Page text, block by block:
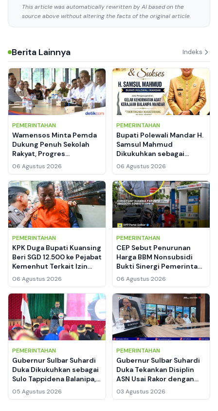
This article was automatically rewritten by AI based on the
source above without altering the facts of the original article.
Berita Lainnya Indeks
PEMERINTAHAN
Wamensos Minta Pemda
Dukung Penuh Sekolah
Rakyat, Progres
Pembangunan di Polewali
Mandar dan Kuansing
Tembus 90 Persen
06 Agustus 2026
PEMERINTAHAN
Bupati Polewali Mandar H.
Samsul Mahmud
Dikukuhkan sebagai
Toditingara Makkesayang
Di Balanipa, Ini Makna
Filosofis di Balik Gelar
Adat Tertinggi
06 Agustus 2026
PEMERINTAHAN
KPK Duga Bupati Kuansing
Beri SGD 12.500 ke Pejabat
Kemenhut Terkait Izin
Kawasan Hutan
06 Agustus 2026
PEMERINTAHAN
CEP Sebut Penurunan
Harga BBM Nonsubsidi
Bukti Sinergi Pemerintah
dan Pertamina Berjalan
06 Agustus 2026
PEMERINTAHAN
Gubernur Sulbar Suhardi
Duka Dikukuhkan sebagai
Sulo Tappidena Balanipa,
Berjanji Bangun Istana
Kerajaan di Polman
05 Agustus 2026
PEMERINTAHAN
Gubernur Sulbar Suhardi
Duka Tekankan Disiplin
ASN Usai Rakor dengan
Menteri di Jakarta, Kepala
DKP Langsung Gelar
03 Agustus 2026